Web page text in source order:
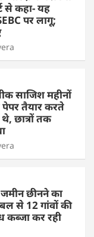
से कहा- यह
पर लागू;
साजिश महीनों
तैयार करते
छात्रों तक
छीनने का
से 12 गांवों की
कर रही